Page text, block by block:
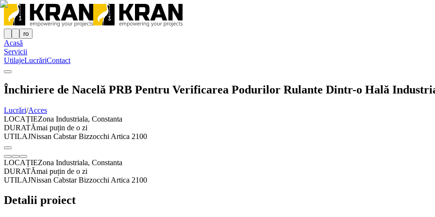
ro
Acasă
Servicii
UtilajeLucrăriContact
Închiriere de Nacelă PRB Pentru Verificarea Podurilor Rulante Dintr-o Hală
Lucrări/Acces
LOCAȚIEZona Industriala, Constanta
DURATĂmai puțin de o zi
UTILAJNissan Cabstar Bizzocchi Artica 2100
LOCAȚIEZona Industriala, Constanta
DURATĂmai puțin de o zi
UTILAJNissan Cabstar Bizzocchi Artica 2100
Detalii proiect